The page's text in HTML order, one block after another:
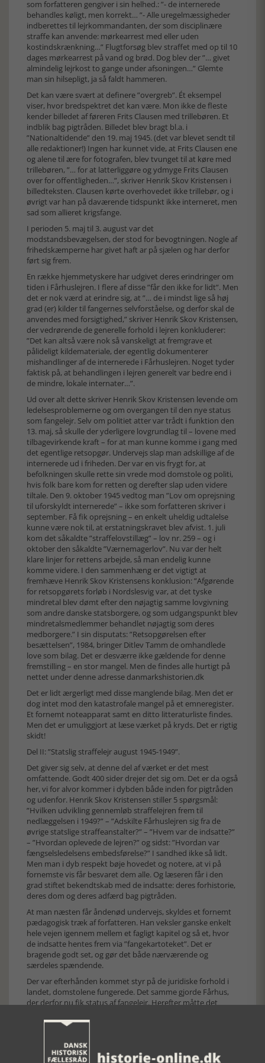
som forfatteren gengiver i sin helhed.: ”- de internerede
behandles køligt, men korrekt… ”- Alle uregelmæssigheder
indberettes til lejrkommandanten, der som disciplinære
straffe kan anvende: mørkearrest med eller uden
kostindskrænkning…” Flugtforsøg blev straffet med op til 10
dages mørkearrest på vand og brød. Dog blev der ”… givet
almindelig lejrkost to gange under afsoningen…” Glemte
man sin hilsepligt, ja så faldt hammeren.
Det kan være svært at definere ”overgreb”. Ét eksempel
viser, hvor bredspektret det kan være. Mon ikke de fleste
kender billedet af føreren Frits Clausen med trillebøren. Et
indblik bag pigtråden. Billedet blev bragt bl.a. i
”Nationaltidende” den 19. maj 1945. (det var blevet sendt til
alle redaktioner!) Ingen har kunnet vide, at Frits Clausen ene
og alene til ære for fotografen, blev tvunget til at køre med
trillebøren, ”… for at latterliggøre og ydmyge Frits Clausen
over for offentligheden…”, skriver Henrik Skov Kristensen i
billedteksten. Clausen kørte overhovedet ikke trillebør, og i
øvrigt var han på daværende tidspunkt ikke interneret, men
sad som allieret krigsfange.
I perioden 5. maj til 3. august var det
modstandsbevægelsen, der stod for bevogtningen. Nogle af
frihedskæmperne har givet haft ar på sjælen og har derfor
ført sig frem.
En række hjemmetyskere har udgivet deres erindringer om
tiden i Fårhuslejren. I flere af disse ”får den ikke for lidt”. Men
det er nok værd at erindre sig, at ”… de i mindst lige så høj
grad (er) kilder til fangernes selvforståelse, og derfor skal de
anvendes med forsigtighed,” skriver Henrik Skov Kristensen,
der vedrørende de generelle forhold i lejren konkluderer:
”Det kan altså være nok så vanskeligt at fremgrave et
pålideligt kildemateriale, der egentlig dokumenterer
mishandlinger af de internerede i Fårhuslejren. Noget tyder
faktisk på, at behandlingen i lejren generelt var bedre end i
de mindre, lokale internater…”.
Ud over alt dette skriver Henrik Skov Kristensen levende om
ledelsesproblemerne og om overgangen til den nye status
som fangelejr. Selv om politiet atter var trådt i funktion den
13. maj, så skulle der yderligere lovgrundlag til – lovene med
tilbagevirkende kraft – for at man kunne komme i gang med
det egentlige retsopgør. Undervejs slap man adskillige af de
internerede ud i friheden. Der var en vis frygt for, at
befolkningen skulle rette sin vrede mod domstole og politi,
hvis folk bare kom for retten og derefter slap uden videre
tiltale. Den 9. oktober 1945 vedtog man ”Lov om oprejsning
til uforskyldt internerede” – ikke som forfatteren skriver i
september. Få fik oprejsning – en enkelt uheldig udtalelse
kunne være nok til, at erstatningskravet blev afvist. 1. juli
kom det såkaldte ”straffelovstillæg” – lov nr. 259 – og i
oktober den såkaldte ”Værnemagerlov”. Nu var der helt
klare linjer for rettens arbejde, så man endelig kunne
komme videre. I den sammenhæng er det vigtigt at
fremhæve Henrik Skov Kristensens konklusion: ”Afgørende
for retsopgørets forløb i Nordslesvig var, at det tyske
mindretal blev dømt efter den nøjagtig samme lovgivning
som andre danske statsborgere, og som udgangspunkt blev
mindretalsmedlemmer behandlet nøjagtig som deres
medborgere.” I sin disputats: ”Retsopgørelsen efter
besættelsen”, 1984, bringer Ditlev Tamm de omhandlede
love som bilag. Det er desværre ikke gældende for denne
fremstilling – en stor mangel. Men de findes alle hurtigt på
nettet under denne adresse danmarkshistorien.dk
Det er lidt ærgerligt med disse manglende bilag. Men det er
dog intet mod den katastrofale mangel på et emneregister.
Et fornemt noteapparat samt en ditto litteraturliste findes.
Men det er umuliggjort at læse værket på kryds. Det er rigtig
skidt!
Del II: ”Statslig straffelejr august 1945-1949”.
Det giver sig selv, at denne del af værket er det mest
omfattende. Godt 400 sider drejer det sig om. Det er da også
her, vi for alvor kommer i dybden både inden for pigtråden
og udenfor. Henrik Skov Kristensen stiller 5 spørgsmål:
”Hvilken udvikling gennemløb straffelejren frem til
nedlæggelsen i 1949?” – ”Adskilte Fårhuslejren sig fra de
øvrige statslige straffeanstalter?” – ”Hvem var de indsatte?”
– ”Hvordan oplevede de lejren?” og sidst: ”Hvordan var
fængselsledelsens embedsførelse?” I sandhed ikke så lidt.
Men man i dyb respekt bøje hovedet og notere, at vi på
fornemste vis får besvaret dem alle. Og læseren får i den
grad stiftet bekendtskab med de indsatte: deres forhistorie,
deres dom og deres adfærd bag pigtråden.
At man næsten får åndenød undervejs, skyldes et fornemt
pædagogisk træk af forfatteren. Han veksler ganske enkelt
hele vejen igennem mellem et fagligt kapitel og så et, hvor
de indsatte hentes frem via ”fangekartoteket”. Det er
bragende godt set, og gør det både nærværende og
særdeles spændende.
Der var efterhånden kommet styr på de juridiske forhold i
landet, domstolene fungerede. Det samme gjorde Fårhus,
der derfor nu fik status af fangelejr. Herefter måtte det
august blev det Cuno Gjerstrup (36), der indtog
kantede og usmidige facon, som vi får adskillige eksempler
på. Ud fra disse er det ikke svært at forstå, at fangerne